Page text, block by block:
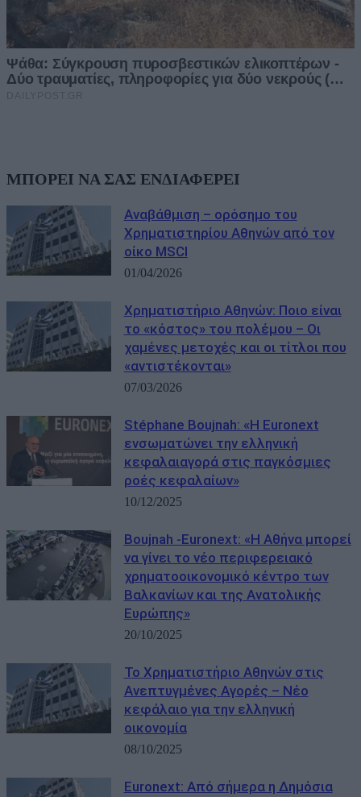
ΜΠΟΡΕΙ ΝΑ ΣΑΣ ΕΝΔΙΑΦΕΡΕΙ
Αναβάθμιση – ορόσημο του
Χρηματιστηρίου Αθηνών από τον
οίκο MSCI
01/04/2026
Χρηματιστήριο Αθηνών: Ποιο είναι
το «κόστος» του πολέμου – Οι
χαμένες μετοχές και οι τίτλοι που
«αντιστέκονται»
07/03/2026
Stéphane Boujnah: «Η Euronext
ενσωματώνει την ελληνική
κεφαλαιαγορά στις παγκόσμιες
ροές κεφαλαίων»
10/12/2025
Boujnah -Euronext: «Η Αθήνα μπορεί
να γίνει το νέο περιφερειακό
χρηματοοικονομικό κέντρο των
Βαλκανίων και της Ανατολικής
Ευρώπης»
20/10/2025
Το Χρηματιστήριο Αθηνών στις
Ανεπτυγμένες Αγορές – Νέο
κεφάλαιο για την ελληνική
οικονομία
08/10/2025
Euronext: Από σήμερα η Δημόσια